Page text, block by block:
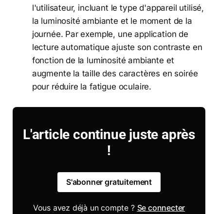
l'utilisateur, incluant le type d'appareil utilisé,
la luminosité ambiante et le moment de la
journée. Par exemple, une application de
lecture automatique ajuste son contraste en
fonction de la luminosité ambiante et
augmente la taille des caractères en soirée
pour réduire la fatigue oculaire.
L'article continue juste après
!
S'abonner gratuitement
Vous avez déjà un compte ? Se connecter